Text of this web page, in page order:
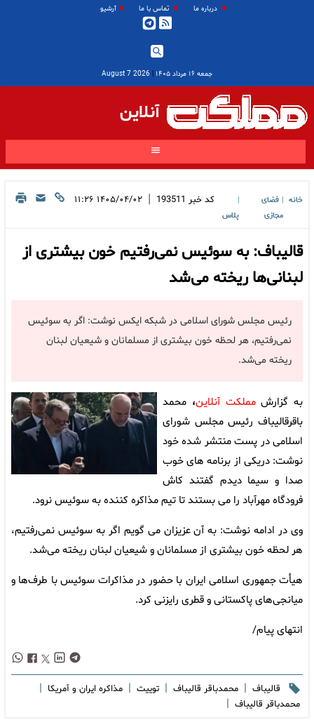
درباره ما تماس با ما آرشیو
جمعه ۱۶ مرداد ۱۴۰۵ |
2026 August 7
آنلاین
خانه
فضای
مجازی
پلاس
کد خبر 193511
| ۱۴۰۵/۰۴/۰۲ ۱۱:۲۶
قالیباف: به سوئیس نمی‌رفتیم خون بیشتری از
لبنانی‌ها ریخته می‌شد
رئیس مجلس شورای اسلامی در شبکه ایکس نوشت: اگر به سوئیس
نمی‌رفتیم، هر لحظه خون بیشتری از مسلمانان و شیعیان لبنان
ریخته می‌شد.
به گزارشمملکت آنلاین، محمد
باقرقالیباف رئیس مجلس شورای
اسلامی در پست منتشر شده خود
نوشت: دریکی از برنامه های خوب
صدا و سیما دیدم گفتند کاش
فرودگاه مهرآباد را می بستند تا تیم مذاکره کننده به سوئیس نرود.
وی در ادامه نوشت: به آن عزیزان می گویم اگر به سوئیس نمی‌رفتیم،
هر لحظه خون بیشتری از مسلمانان و شیعیان لبنان ریخته می‌شد.
هیأت جمهوری اسلامی ایران با حضور در مذاکرات سوئیس با طرف‌ها و
میانجی‌های پاکستانی و قطری رایزنی کرد.
انتهای پیام/
قالیباف | محمدباقر قالیباف | توییت | مذاکره ایران و آمریکا |
محمدباقر قاليباف |